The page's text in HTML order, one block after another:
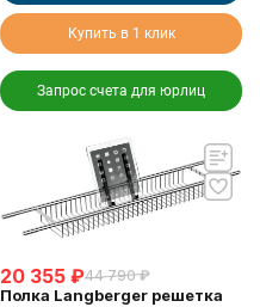
Купить в 1 клик
Запрос счета для юрлиц
20 355 ₽44 790 ₽
Полка Langberger решетка